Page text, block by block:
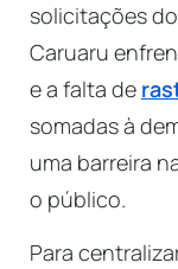
solicitações
Caruaru
e a falta de
somadas à
uma barreira
o público.
Para